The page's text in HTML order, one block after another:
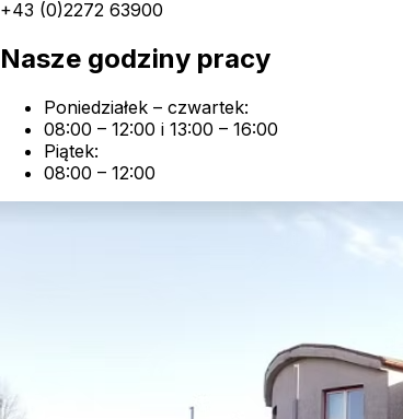
+43 (0)2272 63900
Nasze godziny pracy
Poniedziałek – czwartek:
08:00 – 12:00 i 13:00 – 16:00
Piątek:
08:00 – 12:00